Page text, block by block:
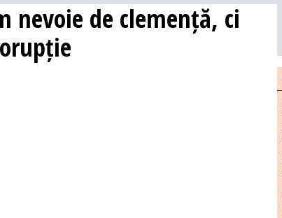
nevoie de clemență, ci